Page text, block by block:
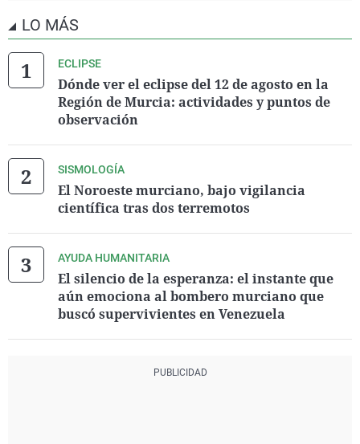
LO MÁS
ECLIPSE
Dónde ver el eclipse del 12 de agosto en la
Región de Murcia: actividades y puntos de
observación
SISMOLOGÍA
El Noroeste murciano, bajo vigilancia
científica tras dos terremotos
AYUDA HUMANITARIA
El silencio de la esperanza: el instante que
aún emociona al bombero murciano que
buscó supervivientes en Venezuela